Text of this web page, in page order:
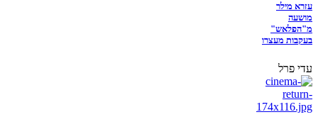
עזרא מילר
מושעה
מ"הפלאש"
בעקבות מעצרו
עדי פרל